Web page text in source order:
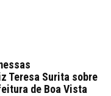
Teresa Surita sobre
de Boa Vista